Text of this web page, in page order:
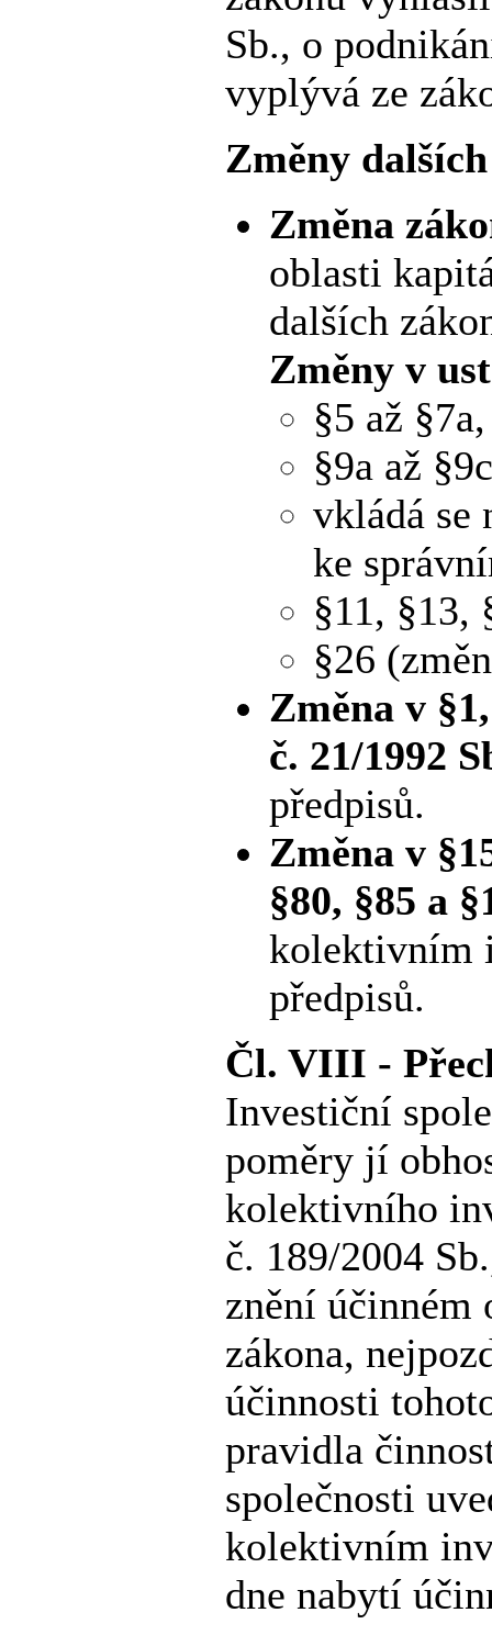
Sb., o
vyplývá ze
Změny
Změna
oblasti
dalších
Změny v
§5 až
§9a až
vkládá se
ke
§11, §13,
§26
Změna v
č. 21/1992
předpisů.
Změna v
§80, §85 a
kolektivním
předpisů.
Čl. VIII -
Investiční
poměry jí
kolektivního
č. 189/2004
znění účinném
zákona,
účinnosti
pravidla
společnosti
kolektivním
dne nabytí